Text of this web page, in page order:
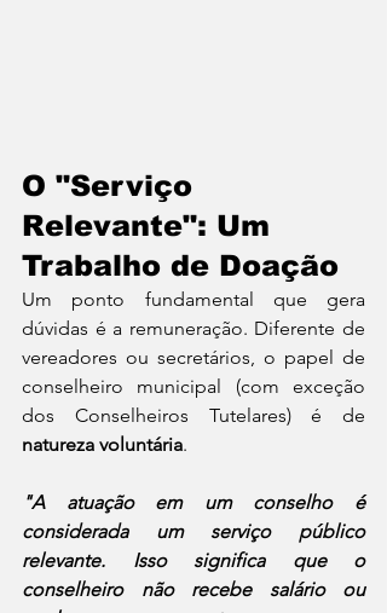
O "Serviço
Relevante": Um
Trabalho de Doação
Um ponto fundamental que gera
dúvidas é a remuneração. Diferente de
vereadores ou secretários, o papel de
conselheiro municipal (com exceção
natureza voluntária.
"A atuação em um conselho é
considerada um serviço público
relevante. Isso significa que o
conselheiro não recebe salário ou